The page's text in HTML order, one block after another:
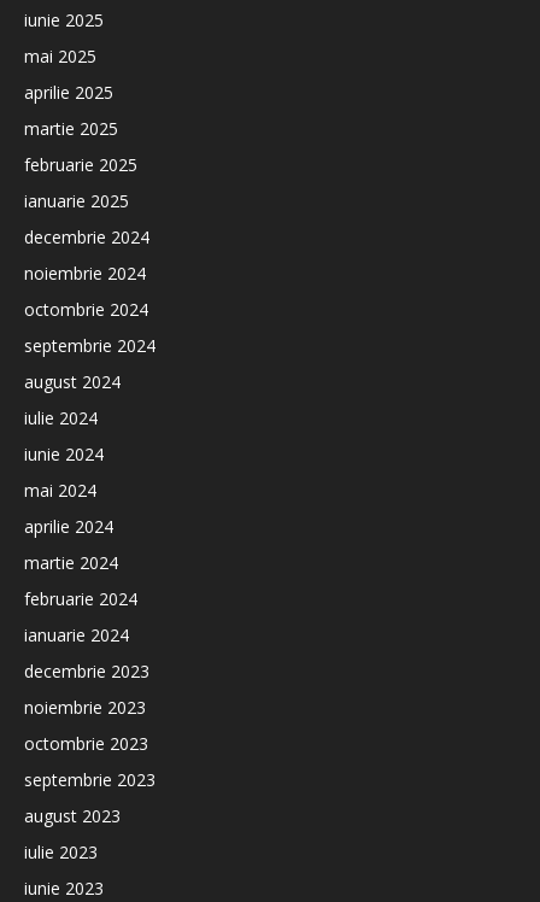
iunie 2025
mai 2025
aprilie 2025
martie 2025
februarie 2025
ianuarie 2025
decembrie 2024
noiembrie 2024
octombrie 2024
septembrie 2024
august 2024
iulie 2024
iunie 2024
mai 2024
aprilie 2024
martie 2024
februarie 2024
ianuarie 2024
decembrie 2023
noiembrie 2023
octombrie 2023
septembrie 2023
august 2023
iulie 2023
iunie 2023